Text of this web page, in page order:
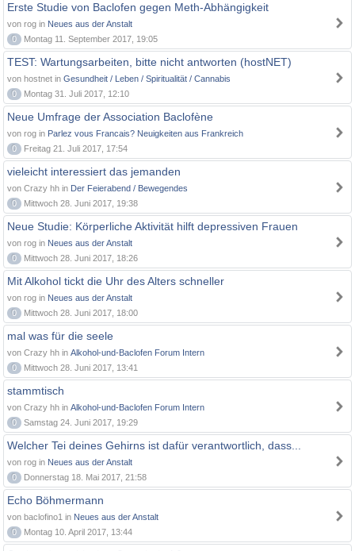
Erste Studie von Baclofen gegen Meth-Abhängigkeit
von rog in Neues aus der Anstalt
0
Montag 11. September 2017, 19:05
TEST: Wartungsarbeiten, bitte nicht antworten (hostNET)
von hostnet in Gesundheit / Leben / Spiritualität / Cannabis
0
Montag 31. Juli 2017, 12:10
Neue Umfrage der Association Baclofène
von rog in Parlez vous Francais? Neuigkeiten aus Frankreich
0
Freitag 21. Juli 2017, 17:54
vieleicht interessiert das jemanden
von Crazy hh in Der Feierabend / Bewegendes
0
Mittwoch 28. Juni 2017, 19:38
Neue Studie: Körperliche Aktivität hilft depressiven Frauen
von rog in Neues aus der Anstalt
0
Mittwoch 28. Juni 2017, 18:26
Mit Alkohol tickt die Uhr des Alters schneller
von rog in Neues aus der Anstalt
0
Mittwoch 28. Juni 2017, 18:00
mal was für die seele
von Crazy hh in Alkohol-und-Baclofen Forum Intern
0
Mittwoch 28. Juni 2017, 13:41
stammtisch
von Crazy hh in Alkohol-und-Baclofen Forum Intern
0
Samstag 24. Juni 2017, 19:29
Welcher Tei deines Gehirns ist dafür verantwortlich, dass...
von rog in Neues aus der Anstalt
0
Donnerstag 18. Mai 2017, 21:58
Echo Böhmermann
von baclofino1 in Neues aus der Anstalt
0
Montag 10. April 2017, 13:44